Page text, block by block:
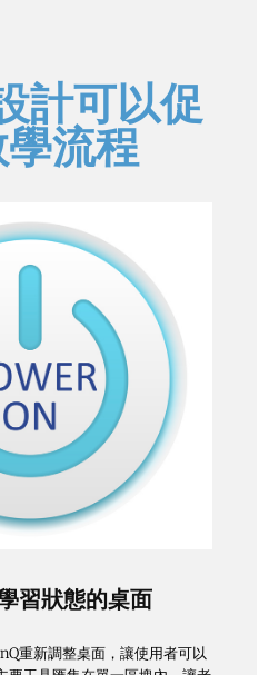
計可以促
流程
習狀態的桌面
重新調整桌面，讓使用者可以